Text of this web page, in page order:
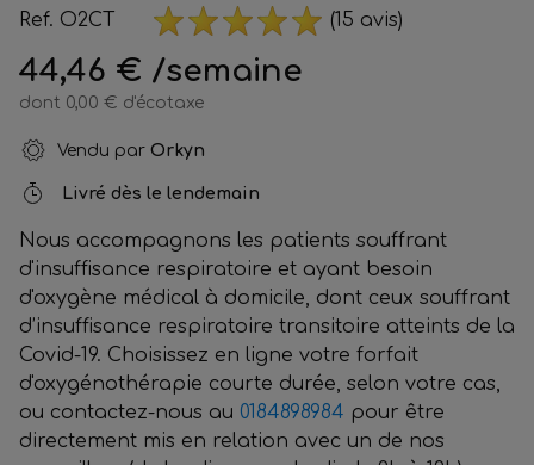
Ref. O2CT (15 avis)
44,46 € /semaine
dont 0,00 € d'écotaxe
Vendu par Orkyn
Livré dès le lendemain
Nous accompagnons les patients souffrant
d'insuffisance respiratoire et ayant besoin
d'oxygène médical à domicile, dont ceux souffrant
d’insuffisance respiratoire transitoire atteints de la
Covid-19. Choisissez en ligne votre forfait
d'oxygénothérapie courte durée, selon votre cas,
ou contactez-nous au 0184898984 pour être
directement mis en relation avec un de nos